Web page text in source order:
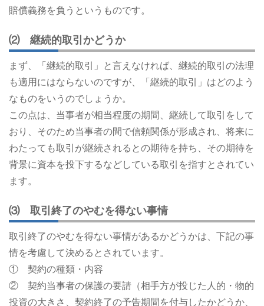
賠償義務を負うというものです。
⑵ 継続的取引かどうか
まず、「継続的取引」と言えなければ、継続的取引の法理
も適用にはならないのですが、「継続的取引」はどのよう
なものをいうのでしょうか。
この点は、当事者が相当程度の期間、継続して取引をして
おり、そのため当事者の間で信頼関係が形成され、将来に
わたっても取引が継続されるとの期待を持ち、その期待を
背景に資本を投下するなどしている取引を指すとされてい
ます。
⑶ 取引終了のやむを得ない事情
取引終了のやむを得ない事情があるかどうかは、下記の事
情を考慮して決めるとされています。
① 契約の種類・内容
② 契約当事者の保護の要請（相手方が投じた人的・物的
投資の大きさ、契約終了の予告期間を付与したかどうか、